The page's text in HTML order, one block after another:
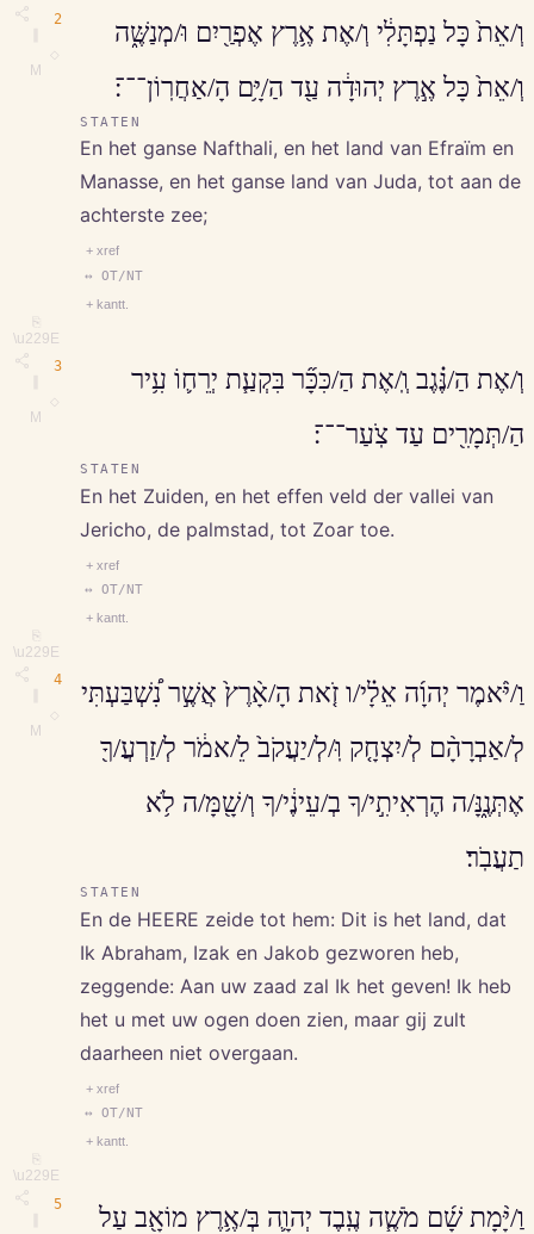
M
2
⎘
\u229E
M
וְ/אֵת֙ כָּל נַפְתָּלִ֔י וְ/אֶת אֶ֥רֶץ אֶפְרַ֖יִם וּ/מְנַשֶּׁ֑ה
וְ/אֵת֙ כָּל אֶ֣רֶץ יְהוּדָ֔ה עַ֖ד הַ/יָּ֥ם הָ/אַחֲרֽוֹן־־־׃
STATEN
En het ganse Nafthali, en het land van Efraïm en
Manasse, en het ganse land van Juda, tot aan de
achterste zee;
+ xref
↔ OT/NT
+ kantt.
3
⎘
\u229E
M
וְ/אֶת הַ/נֶּ֗גֶב וְֽ/אֶת הַ/כִּכָּ֞ר בִּקְעַ֧ת יְרֵח֛וֹ עִ֥יר
הַ/תְּמָרִ֖ים עַד צֹֽעַר־־־׃
STATEN
En het Zuiden, en het effen veld der vallei van
Jericho, de palmstad, tot Zoar toe.
+ xref
↔ OT/NT
+ kantt.
4
⎘
\u229E
וַ/יֹּ֨אמֶר יְהוָ֜ה אֵלָ֗י/ו זֹ֤את הָ/אָ֨רֶץ֙ אֲשֶׁ֣ר נִ֠שְׁבַּעְתִּי
לְ/אַבְרָהָ֨ם לְ/יִצְחָ֤ק וּֽ/לְ/יַעֲקֹב֙ לֵ/אמֹ֔ר לְ/זַרְעֲ/ךָ֖
אֶתְּנֶ֑נָּ/ה הֶרְאִיתִ֣י/ךָ בְ/עֵינֶ֔י/ךָ וְ/שָׁ֖מָּ/ה לֹ֥א
תַעֲבֹֽר׃
STATEN
En de HEERE zeide tot hem: Dit is het land, dat
Ik Abraham, Izak en Jakob gezworen heb,
zeggende: Aan uw zaad zal Ik het geven! Ik heb
het u met uw ogen doen zien, maar gij zult
daarheen niet overgaan.
+ xref
↔ OT/NT
+ kantt.
5
וַ/יָּ֨מָת שָׁ֜ם מֹשֶׁ֧ה עֶֽבֶד יְהוָ֛ה בְּ/אֶ֥רֶץ מוֹאָ֖ב עַל